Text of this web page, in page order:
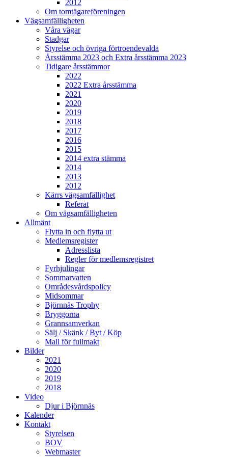
2012
Om tomtägareföreningen
Vägsamfälligheten
Våra vägar
Stadgar
Styrelse och övriga förtroendevalda
Årsstämma 2023 och Extra årsstämma 2023
Tidigare årsstämmor
2022
2022 Extra årsstämma
2021
2020
2019
2018
2017
2016
2015
2014 extra stämma
2014
2013
2012
Kärrs vägsamfällighet
Referat
Om vägsamfälligheten
Allmänt
Flytta in och flytta ut
Medlemsregister
Adresslista
Regler för medlemsregistret
Fyrhjulingar
Sommarvatten
Områdesvårdspolicy
Midsommar
Björnnäs Trophy
Bryggorna
Grannsamverkan
Sälj / Skänk / Byt / Köp
Mall för fullmakt
Bilder
2021
2020
2019
2018
Video
Djur i Björnnäs
Kalender
Kontakt
Styrelsen
BOV
Webmaster